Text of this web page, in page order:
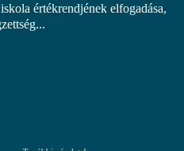
értékrendjének elfogadása,